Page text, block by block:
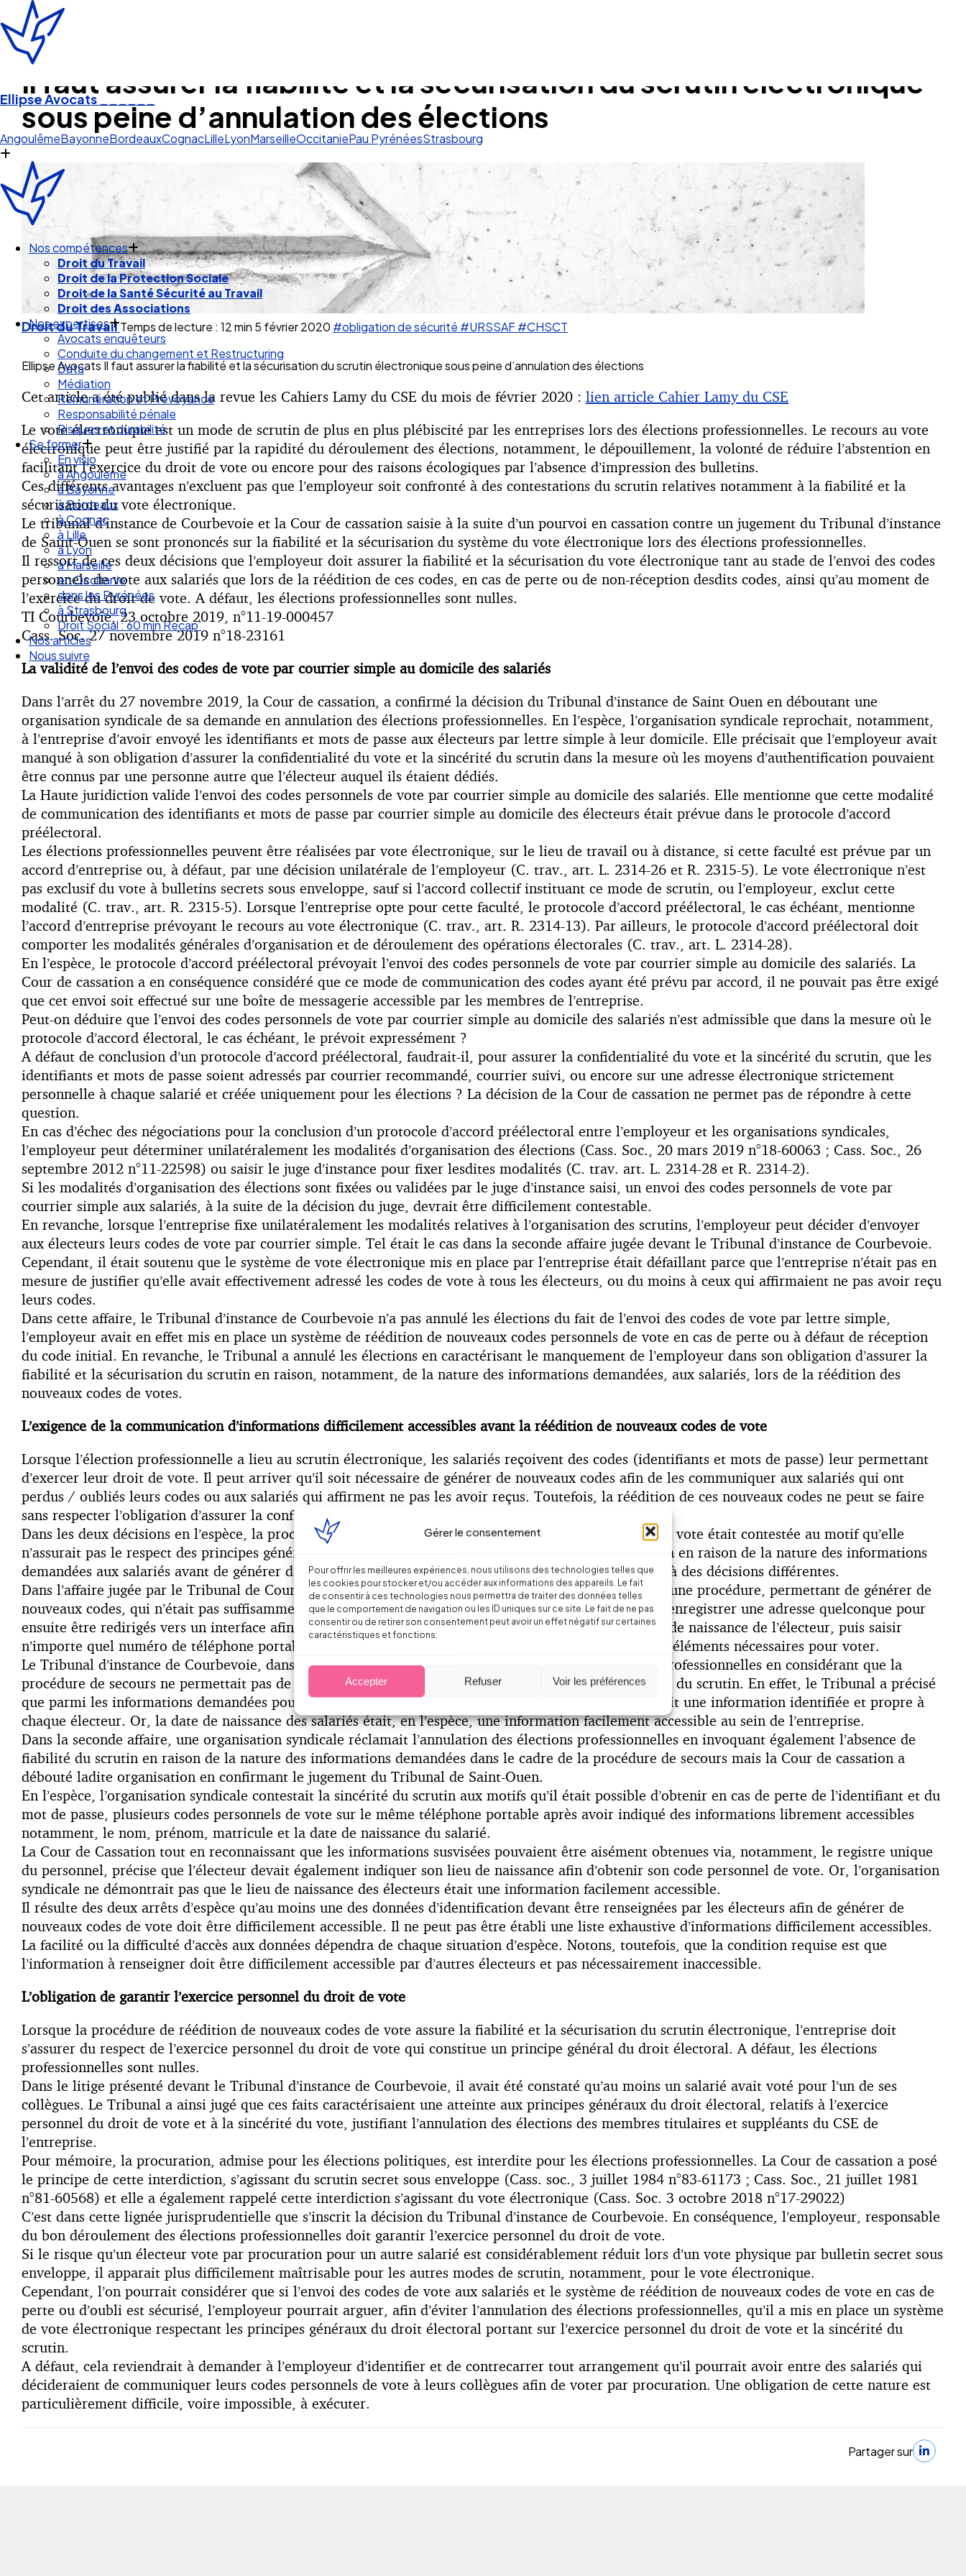
Gérer le consentement
Pour offrir les meilleures expériences, nous utilisons des technologies telles que
les cookies pour stocker et/ou accéder aux informations des appareils. Le fait
de consentir à ces technologies nous permettra de traiter des données telles
que le comportement de navigation ou les ID uniques sur ce site. Le fait de ne pas
consentir ou de retirer son consentement peut avoir un effet négatif sur certaines
caractéristiques et fonctions.
Accepter Refuser Voir les préférences
Ellipse Avocats ______
Pau Py
Angoulême
Nos compétences
Droit du Travail
Droit de la Protection Sociale
Droit de la Santé Sécurité au Travail
Droit des Associations
Nos expertises
Avocats enquêteurs
Conduite du changement et Restructuring
Data
Médiation
Rémunération et Prévoyance
Responsabilité pénale
Risques et durabilité
Se former
En visio
à Angouleme
à Bayonne
à Bordeaux
à Cognac
à Lille
à Lyon
à Marseille
en Occitanie
dans les Pyrénées
à Strasbourg
Droit Social : 60 min Recap’
Nos articles
Nous suivre
Il faut assurer la fiabilité et la sécurisation du scrutin électronique
sous peine d’annulation des élections
Droit du TravailTemps de lecture : 12 min 5 février 2020 #obligation de sécurité #URSSAF#CHSCT
Ellipse Avocats Il faut assurer la fiabilité et la sécurisation du scrutin électronique sous peine d’annulation des élections
Cet article a été publié dans la revue les Cahiers Lamy du CSE du mois de février 2020 : lien article Cahier Lamy du CSE
Le vote électronique est un mode de scrutin de plus en plus plébiscité par les entreprises lors des élections professionnelles. Le recours au vote
électronique peut être justifié par la rapidité du déroulement des élections, notamment, le dépouillement, la volonté de réduire l’abstention en
facilitant l’exercice du droit de vote ou encore pour des raisons écologiques par l’absence d’impression des bulletins.
Ces différents avantages n’excluent pas que l’employeur soit confronté à des contestations du scrutin relatives notamment à la fiabilité et la
sécurisation du vote électronique.
Le tribunal d’instance de Courbevoie et la Cour de cassation saisie à la suite d’un pourvoi en cassation contre un jugement du Tribunal d’instance
de Saint-Ouen se sont prononcés sur la fiabilité et la sécurisation du système du vote électronique lors des élections professionnelles.
Il ressort de ces deux décisions que l’employeur doit assurer la fiabilité et la sécurisation du vote électronique tant au stade de l’envoi des codes
personnels de vote aux salariés que lors de la réédition de ces codes, en cas de perte ou de non-réception desdits codes, ainsi qu’au moment de
l’exercice du droit de vote. A défaut, les élections professionnelles sont nulles.
TI Courbevoie, 23 octobre 2019, n°11-19-000457
Cass. Soc. 27 novembre 2019 n°18-23161
La validité de l’envoi des codes de vote par courrier simple au domicile des salariés
Dans l’arrêt du 27 novembre 2019, la Cour de cassation, a confirmé la décision du Tribunal d’instance de Saint Ouen en déboutant une
organisation syndicale de sa demande en annulation des élections professionnelles. En l’espèce, l’organisation syndicale reprochait, notamment,
à l’entreprise d’avoir envoyé les identifiants et mots de passe aux électeurs par lettre simple à leur domicile. Elle précisait que l’employeur avait
manqué à son obligation d’assurer la confidentialité du vote et la sincérité du scrutin dans la mesure où les moyens d’authentification pouvaient
être connus par une personne autre que l’électeur auquel ils étaient dédiés.
La Haute juridiction valide l’envoi des codes personnels de vote par courrier simple au domicile des salariés. Elle mentionne que cette modalité
de communication des identifiants et mots de passe par courrier simple au domicile des électeurs était prévue dans le protocole d’accord
préélectoral.
Les élections professionnelles peuvent être réalisées par vote électronique, sur le lieu de travail ou à distance, si cette faculté est prévue par un
accord d’entreprise ou, à défaut, par une décision unilatérale de l’employeur (C. trav., art. L. 2314-26 et R. 2315-5). Le vote électronique n’est
pas exclusif du vote à bulletins secrets sous enveloppe, sauf si l’accord collectif instituant ce mode de scrutin, ou l’employeur, exclut cette
modalité (C. trav., art. R. 2315-5). Lorsque l’entreprise opte pour cette faculté, le protocole d’accord préélectoral, le cas échéant, mentionne
l’accord d’entreprise prévoyant le recours au vote électronique (C. trav., art. R. 2314-13). Par ailleurs, le protocole d’accord préélectoral doit
comporter les modalités générales d’organisation et de déroulement des opérations électorales (C. trav., art. L. 2314-28).
En l’espèce, le protocole d’accord préélectoral prévoyait l’envoi des codes personnels de vote par courrier simple au domicile des salariés. La
Cour de cassation a en conséquence considéré que ce mode de communication des codes ayant été prévu par accord, il ne pouvait pas être exigé
que cet envoi soit effectué sur une boîte de messagerie accessible par les membres de l’entreprise.
Peut-on déduire que l’envoi des codes personnels de vote par courrier simple au domicile des salariés n’est admissible que dans la mesure où le
protocole d’accord électoral, le cas échéant, le prévoit expressément ?
A défaut de conclusion d’un protocole d’accord préélectoral, faudrait-il, pour assurer la confidentialité du vote et la sincérité du scrutin, que les
identifiants et mots de passe soient adressés par courrier recommandé, courrier suivi, ou encore sur une adresse électronique strictement
personnelle à chaque salarié et créée uniquement pour les élections ? La décision de la Cour de cassation ne permet pas de répondre à cette
question.
En cas d’échec des négociations pour la conclusion d’un protocole d’accord préélectoral entre l’employeur et les organisations syndicales,
l’employeur peut déterminer unilatéralement les modalités d’organisation des élections (Cass. Soc., 20 mars 2019 n°18-60063 ; Cass. Soc., 26
septembre 2012 n°11-22598) ou saisir le juge d’instance pour fixer lesdites modalités (C. trav. art. L. 2314-28 et R. 2314-2).
Si les modalités d’organisation des élections sont fixées ou validées par le juge d’instance saisi, un envoi des codes personnels de vote par
courrier simple aux salariés, à la suite de la décision du juge, devrait être difficilement contestable.
En revanche, lorsque l’entreprise fixe unilatéralement les modalités relatives à l’organisation des scrutins, l’employeur peut décider d’envoyer
aux électeurs leurs codes de vote par courrier simple. Tel était le cas dans la seconde affaire jugée devant le Tribunal d’instance de Courbevoie.
Cependant, il était soutenu que le système de vote électronique mis en place par l’entreprise était défaillant parce que l’entreprise n’était pas en
mesure de justifier qu’elle avait effectivement adressé les codes de vote à tous les électeurs, ou du moins à ceux qui affirmaient ne pas avoir reçu
leurs codes.
Dans cette affaire, le Tribunal d’instance de Courbevoie n’a pas annulé les élections du fait de l’envoi des codes de vote par lettre simple,
l’employeur avait en effet mis en place un système de réédition de nouveaux codes personnels de vote en cas de perte ou à défaut de réception
du code initial. En revanche, le Tribunal a annulé les élections en caractérisant le manquement de l’employeur dans son obligation d’assurer la
fiabilité et la sécurisation du scrutin en raison, notamment, de la nature des informations demandées, aux salariés, lors de la réédition des
nouveaux codes de votes.
L’exigence de la communication d’informations difficilement accessibles avant la réédition de nouveaux codes de vote
Lorsque l’élection professionnelle a lieu au scrutin électronique, les salariés reçoivent des codes (identifiants et mots de passe) leur permettant
d’exercer leur droit de vote. Il peut arriver qu’il soit nécessaire de générer de nouveaux codes afin de les communiquer aux salariés qui ont
perdus / oubliés leurs codes ou aux salariés qui affirment ne pas les avoir reçus. Toutefois, la réédition de ces nouveaux codes ne peut se faire
sans respecter l’obligation d’assurer la confidentialité du vote et la sincérité du scrutin électronique.
Dans les deux décisions en l’espèce, la procédure « de secours », ou de réédition de nouveaux codes de vote était contestée au motif qu’elle
n’assurait pas le respect des principes généraux du droit relatifs à la fiabilité et à la sincérité du scrutin en raison de la nature des informations
demandées aux salariés avant de générer de nouveaux codes de vote. Les deux affaires ont donné lieu à des décisions différentes.
Dans l’affaire jugée par le Tribunal de Courbevoie, il était reproché à l’entreprise d’avoir mis en place une procédure, permettant de générer de
nouveaux codes, qui n’était pas suffisamment fiable et sécurisée. En l’espèce, il suffisait aux salariés d’enregistrer une adresse quelconque pour
ensuite être redirigés vers un interface afin de répondre à une « question challenge » telle que la date de naissance de l’électeur, puis saisir
n’importe quel numéro de téléphone portable pour recevoir un code secret permettant de recevoir les éléments nécessaires pour voter.
Le Tribunal d’instance de Courbevoie, dans son jugement du 23 octobre 2019, a annulé les élections professionnelles en considérant que la
procédure de secours ne permettait pas de garantir l’exercice personnel du droit de vote et la sincérité du scrutin. En effet, le Tribunal a précisé
que parmi les informations demandées pour régénérer les codes de vote seule la date de naissance était une information identifiée et propre à
chaque électeur. Or, la date de naissance des salariés était, en l’espèce, une information facilement accessible au sein de l’entreprise.
Dans la seconde affaire, une organisation syndicale réclamait l’annulation des élections professionnelles en invoquant également l’absence de
fiabilité du scrutin en raison de la nature des informations demandées dans le cadre de la procédure de secours mais la Cour de cassation a
débouté ladite organisation en confirmant le jugement du Tribunal de Saint-Ouen.
En l’espèce, l’organisation syndicale contestait la sincérité du scrutin aux motifs qu’il était possible d’obtenir en cas de perte de l’identifiant et du
mot de passe, plusieurs codes personnels de vote sur le même téléphone portable après avoir indiqué des informations librement accessibles
notamment, le nom, prénom, matricule et la date de naissance du salarié.
La Cour de Cassation tout en reconnaissant que les informations susvisées pouvaient être aisément obtenues via, notamment, le registre unique
du personnel, précise que l’électeur devait également indiquer son lieu de naissance afin d’obtenir son code personnel de vote. Or, l’organisation
syndicale ne démontrait pas que le lieu de naissance des électeurs était une information facilement accessible.
Il résulte des deux arrêts d’espèce qu’au moins une des données d’identification devant être renseignées par les électeurs afin de générer de
nouveaux codes de vote doit être difficilement accessible. Il ne peut pas être établi une liste exhaustive d’informations difficilement accessibles.
La facilité ou la difficulté d’accès aux données dépendra de chaque situation d’espèce. Notons, toutefois, que la condition requise est que
l’information à renseigner doit être difficilement accessible par d’autres électeurs et pas nécessairement inaccessible.
L’obligation de garantir l’exercice personnel du droit de vote
Lorsque la procédure de réédition de nouveaux codes de vote assure la fiabilité et la sécurisation du scrutin électronique, l’entreprise doit
s’assurer du respect de l’exercice personnel du droit de vote qui constitue un principe général du droit électoral. A défaut, les élections
professionnelles sont nulles.
Dans le litige présenté devant le Tribunal d’instance de Courbevoie, il avait été constaté qu’au moins un salarié avait voté pour l’un de ses
collègues. Le Tribunal a ainsi jugé que ces faits caractérisaient une atteinte aux principes généraux du droit électoral, relatifs à l’exercice
personnel du droit de vote et à la sincérité du vote, justifiant l’annulation des élections des membres titulaires et suppléants du CSE de
l’entreprise.
Pour mémoire, la procuration, admise pour les élections politiques, est interdite pour les élections professionnelles. La Cour de cassation a posé
le principe de cette interdiction, s’agissant du scrutin secret sous enveloppe (Cass. soc., 3 juillet 1984 n°83-61173 ; Cass. Soc., 21 juillet 1981
n°81-60568) et elle a également rappelé cette interdiction s’agissant du vote électronique (Cass. Soc. 3 octobre 2018 n°17-29022)
C’est dans cette lignée jurisprudentielle que s’inscrit la décision du Tribunal d’instance de Courbevoie. En conséquence, l’employeur, responsable
du bon déroulement des élections professionnelles doit garantir l’exercice personnel du droit de vote.
Si le risque qu’un électeur vote par procuration pour un autre salarié est considérablement réduit lors d’un vote physique par bulletin secret sous
enveloppe, il apparait plus difficilement maîtrisable pour les autres modes de scrutin, notamment, pour le vote électronique.
Cependant, l’on pourrait considérer que si l’envoi des codes de vote aux salariés et le système de réédition de nouveaux codes de vote en cas de
perte ou d’oubli est sécurisé, l’employeur pourrait arguer, afin d’éviter l’annulation des élections professionnelles, qu’il a mis en place un système
de vote électronique respectant les principes généraux du droit électoral portant sur l’exercice personnel du droit de vote et la sincérité du
scrutin.
A défaut, cela reviendrait à demander à l’employeur d’identifier et de contrecarrer tout arrangement qu’il pourrait avoir entre des salariés qui
décideraient de communiquer leurs codes personnels de vote à leurs collègues afin de voter par procuration. Une obligation de cette nature est
particulièrement difficile, voire impossible, à exécuter.
Partager sur